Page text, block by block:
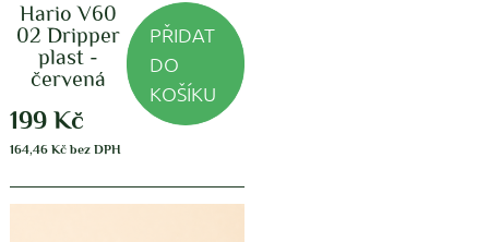
Hario V60
02 Dripper
plast -
červená
199 Kč
164,46 Kčbez DPH
PŘIDAT
DO
KOŠÍKU